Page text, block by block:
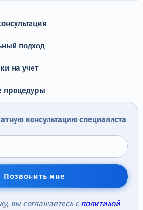
1А
подход
на учет
процедуры
консультацию специалиста
Позвонить мне
вы соглашаетесь с политикой